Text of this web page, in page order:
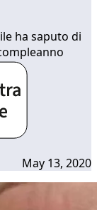
ha saputo di
May 13, 2020